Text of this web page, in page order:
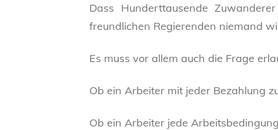
Dass Hunderttausende
freundlichen Regierenden niemand
Es muss vor allem auch die Frage
Ob ein Arbeiter mit jeder Bezahlung
Ob ein Arbeiter jede